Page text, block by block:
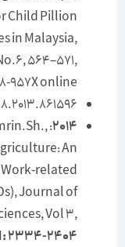
for Child Pillion
in Malaysia,
No.6, 564–571,
1538-957X online,
2014
Tamrin.Sh.,
in agriculture: An
of Work-related
Journal of
Sciences, Vol 3,
ISSN: 2334-2404